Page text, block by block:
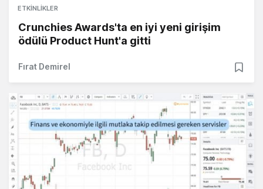
ETKINLIKLER
Crunchies Awards'ta en iyi yeni girişim
ödülü Product Hunt'a gitti
Fırat Demirel